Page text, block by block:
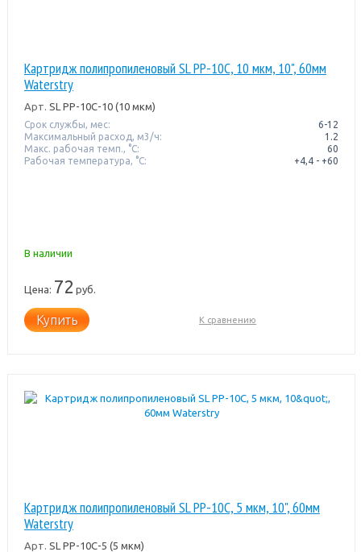
Картридж полипропиленовый SL PP-10C, 10 мкм, 10", 60мм
Waterstry
Арт. SL PP-10C-10 (10 мкм)
Срок службы, мес:
6-12
Максимальный расход, м3/ч:
1.2
Макс. рабочая темп., °С:
60
Рабочая температура, °C:
+4,4 - +60
В наличии
Цена: 72 руб.
Купить К сравнению
Картридж полипропиленовый SL PP-10C, 5 мкм, 10", 60мм
Waterstry
Арт. SL PP-10C-5 (5 мкм)